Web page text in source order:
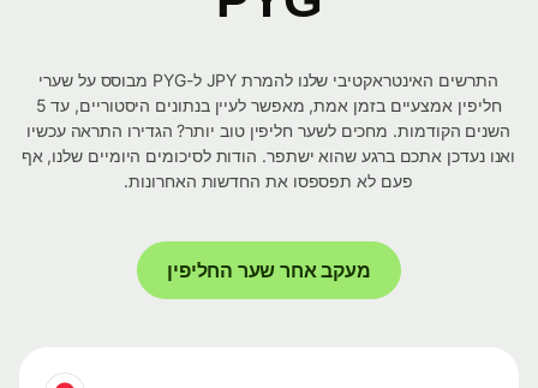
התרשים האינטראקטיבי שלנו להמרת JPY ל-PYG מבוסס על שערי
חליפין אמצעיים בזמן אמת, מאפשר לעיין בנתונים היסטוריים, עד 5
השנים הקודמות. מחכים לשער חליפין טוב יותר? הגדירו התראה עכשיו
ואנו נעדכן אתכם ברגע שהוא ישתפר. הודות לסיכומים היומיים שלנו, אף
פעם לא תפספסו את החדשות האחרונות.
מעקב אחר שער החליפין